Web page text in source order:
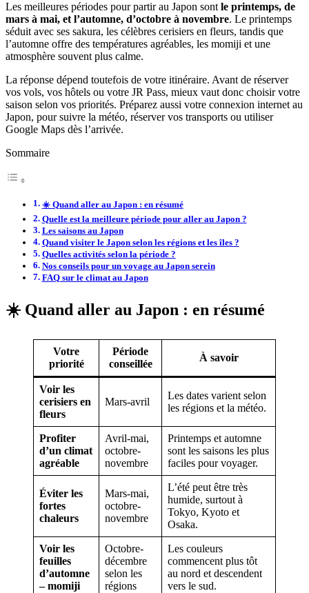
Les meilleures périodes pour partir au Japon sontle printemps, de
mars à mai, et l’automne, d’octobre à novembre. Le printemps
séduit avec ses sakura, les célèbres cerisiers en fleurs, tandis que
l’automne offre des températures agréables, les momiji et une
atmosphère souvent plus calme.
La réponse dépend toutefois de votre itinéraire. Avant de réserver
vos vols, vos hôtels ou votre JR Pass, mieux vaut donc choisir votre
saison selon vos priorités. Préparez aussi votre connexion internet au
Japon, pour suivre la météo, réserver vos transports ou utiliser
Google Maps dès l’arrivée.
Sommaire
☀️ Quand aller au Japon : en résumé
Quelle est la meilleure période pour aller au Japon ?
Les saisons au Japon
Quand visiter le Japon selon les régions et les îles ?
Quelles activités selon la période ?
Nos conseils pour un voyage au Japon serein
FAQ sur le climat au Japon
☀️ Quand aller au Japon : en résumé
Votre
priorité
Période
conseillée
À savoir
Voir les
cerisiers en
fleurs
Mars-avril
Les dates varient selon
les régions et la météo.
Profiter
d’un climat
agréable
Avril-mai,
octobre-
novembre
Printemps et automne
sont les saisons les plus
faciles pour voyager.
Éviter les
fortes
chaleurs
Mars-mai,
octobre-
novembre
L’été peut être très
humide, surtout à
Tokyo, Kyoto et
Osaka.
Voir les
feuilles
d’automne
– momiji
Octobre-
décembre
selon les
régions
Les couleurs
commencent plus tôt
au nord et descendent
vers le sud.